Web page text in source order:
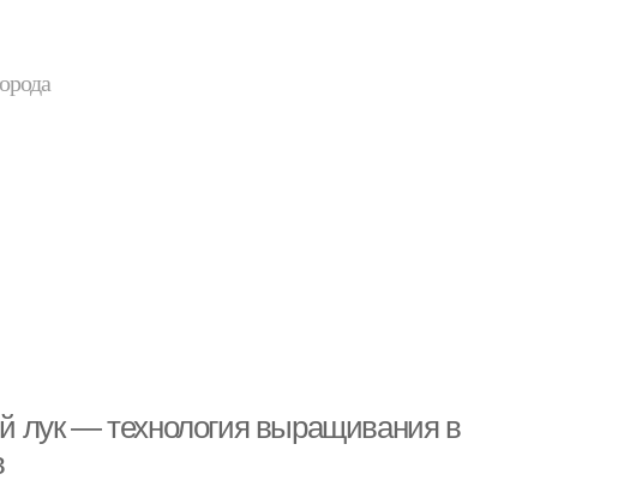
лук — технология выращивания в